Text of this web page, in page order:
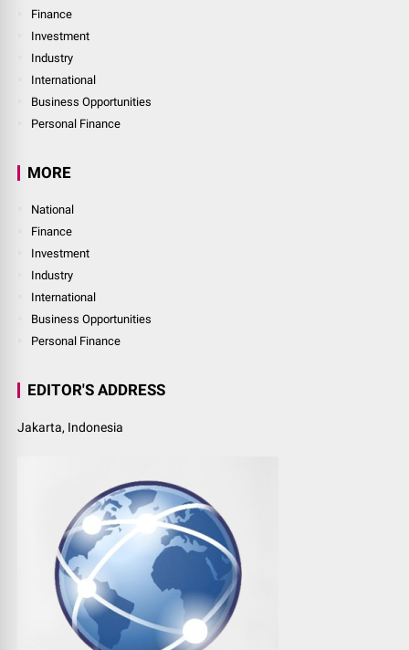
Finance
Investment
Industry
International
Business Opportunities
Personal Finance
MORE
National
Finance
Investment
Industry
International
Business Opportunities
Personal Finance
EDITOR'S ADDRESS
Jakarta, Indonesia